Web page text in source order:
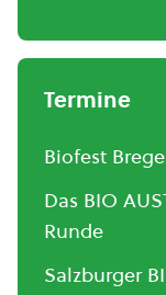
Termine
Biofest
Das BIO
Runde
Salzburger